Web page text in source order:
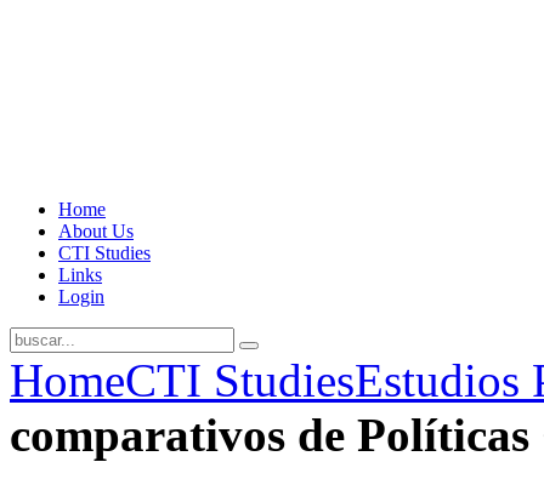
Home
About Us
CTI Studies
Links
Login
HomeCTI StudiesEstudios
comparativos de